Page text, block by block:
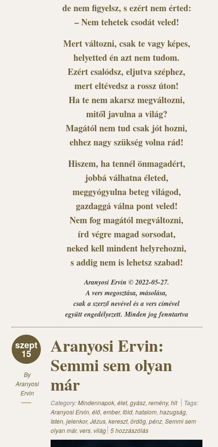
de nem figyelsz, s ezért nem érted:
– Nem tehetek csodát veled!
Mert változni, csak te vagy képes,
helyetted én azt nem tudom.
Ezért csalódsz, eljutva széphez,
mert eltévedsz a rossz úton!
Ha te nem akarsz megváltozni,
mitől javulna a világ?
Magától nem tud csak jót hozni,
ehhez nagy szükség volna rád!
Hiszem, ha tennél önmagadért,
jobbá válhatna életed,
meggyógyulna beteg világod,
gazdaggá válna pont veled!
Nem fog magától megváltozni,
írd végre magad sorsodat,
neked kell mindent helyrehozni,
s addig nem is lehetsz szabad!
Aranyosi Ervin © 2022-05-27.
A vers megosztása, másolása,
csak a szerző nevével és a vers címével
együtt engedélyezett. Minden jog fenntartva
szept
15
By
Aranyosi
Ervin
Aranyosi Ervin:
Semmi sem olyan
már
Category:Mindennapok, élet, gyász, remény, hit
Tags:
Aranyosi Ervin, élő, ember, föld, hatalom, hazugság,
Isten, jelenkor, Jézus, kereszt, ördög, pénz, Semmi sem
olyan már, vers, világ 5 hozzászólás